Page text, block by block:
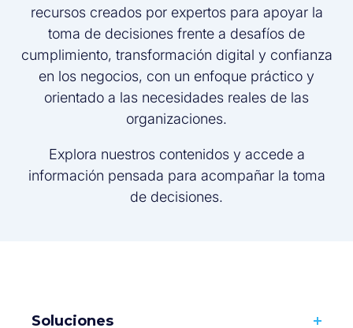
recursos creados por expertos para apoyar la
toma de decisiones frente a desafíos de
cumplimiento, transformación digital y confianza
en los negocios, con un enfoque práctico y
orientado a las necesidades reales de las
organizaciones.
Explora nuestros contenidos y accede a
información pensada para acompañar la toma
de decisiones.
Soluciones